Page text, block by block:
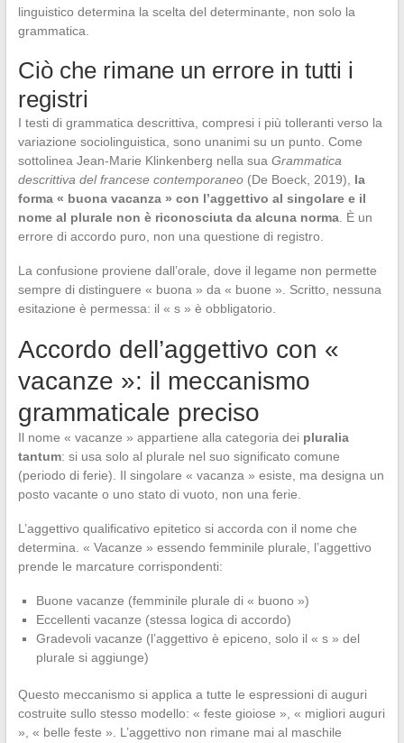
linguistico determina la scelta del determinante, non solo la
grammatica.
Ciò che rimane un errore in tutti i
registri
I testi di grammatica descrittiva, compresi i più tolleranti verso la
variazione sociolinguistica, sono unanimi su un punto. Come
sottolinea Jean-Marie Klinkenberg nella sua Grammatica
descrittiva del francese contemporaneo(De Boeck, 2019), la
forma « buona vacanza » con l’aggettivo al singolare e il
nome al plurale non è riconosciuta da alcuna norma. È un
errore di accordo puro, non una questione di registro.
La confusione proviene dall’orale, dove il legame non permette
sempre di distinguere « buona » da « buone ». Scritto, nessuna
esitazione è permessa: il « s » è obbligatorio.
Accordo dell’aggettivo con «
vacanze »: il meccanismo
grammaticale preciso
Il nome « vacanze » appartiene alla categoria dei pluralia
tantum: si usa solo al plurale nel suo significato comune
(periodo di ferie). Il singolare « vacanza » esiste, ma designa un
posto vacante o uno stato di vuoto, non una ferie.
L’aggettivo qualificativo epitetico si accorda con il nome che
determina. « Vacanze » essendo femminile plurale, l’aggettivo
prende le marcature corrispondenti:
Buone vacanze (femminile plurale di « buono »)
Eccellenti vacanze (stessa logica di accordo)
Gradevoli vacanze (l’aggettivo è epiceno, solo il « s » del
plurale si aggiunge)
Questo meccanismo si applica a tutte le espressioni di auguri
costruite sullo stesso modello: « feste gioiose », « migliori auguri
», « belle feste ». L’aggettivo non rimane mai al maschile